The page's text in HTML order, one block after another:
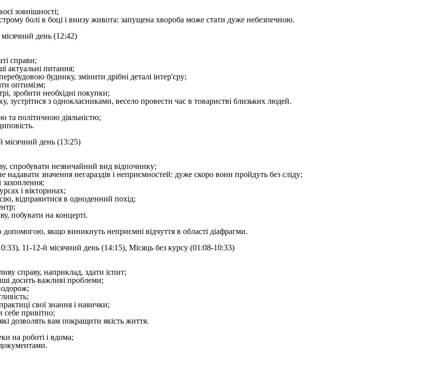
зовнішності;
болі в боці і внизу живота: запущена хвороба може стати дуже небезпечною.
день (12:42)
справи;
актуальні питання;
будинку, змінити дрібні деталі інтер'єру;
оптимізм;
зробити необхідні покупки;
зустрітися з однокласниками, весело провести час в товаристві близьких людей.
та політичною діяльністю;
місячний день (13:25)
спробувати незвичайний вид відпочинку;
надавати значення негараздів і неприємностей: дуже скоро вони пройдуть без сліду;
захоплення;
і вікторинах;
відправитися в одноденний похід;
побувати на концерті.
допомогою, якщо виникнуть неприємні відчуття в області діафрагми.
11-12-й місячний день (14:15), Місяць без курсу (01:08-10:33)
справу, наприклад, здати іспит;
досить важливі проблеми;
свої знання і навички;
себе привітно;
дозволять вам покращити якість життя.
на роботі і вдома;